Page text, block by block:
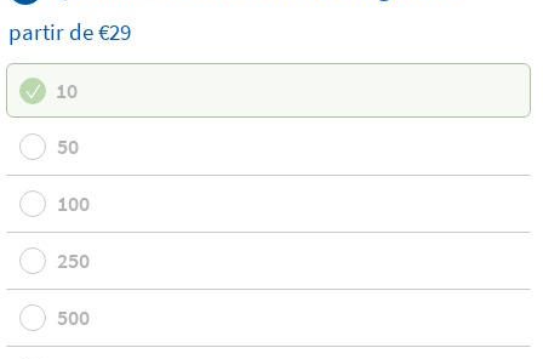
partir de €29
10
50
100
250
500